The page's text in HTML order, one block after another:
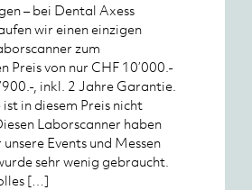
– bei Dental Axess
wir einen einzigen
zum
Preis von nur CHF 10’000.-
, inkl. 2 Jahre Garantie.
in diesem Preis nicht
Laborscanner haben
Events und Messen
sehr wenig gebraucht.
[…]